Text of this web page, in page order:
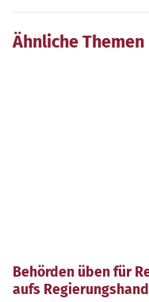
Ähnliche Themen
Behörden üben für
aufs